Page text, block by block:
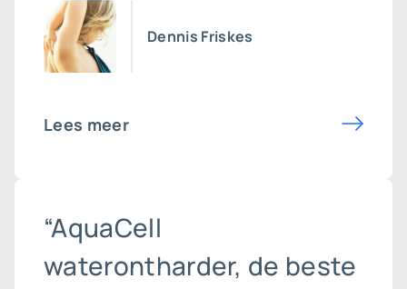
Dennis Friskes
Lees meer
“AquaCell
waterontharder, de beste